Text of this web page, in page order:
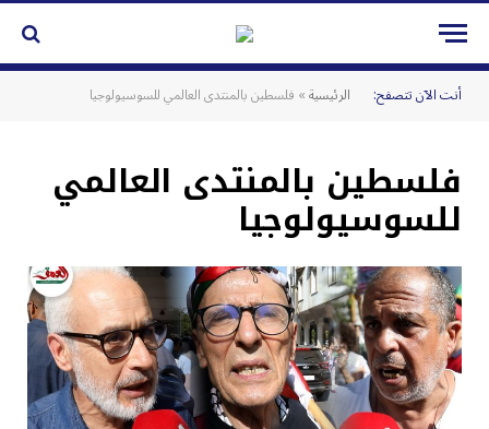
أنت الآن تتصفح: الرئيسية» فلسطين بالمنتدى العالمي للسوسيولوجيا
فلسطين بالمنتدى العالمي
للسوسيولوجيا